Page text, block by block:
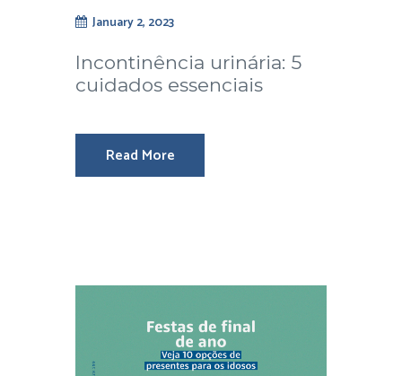
January 2, 2023
Incontinência urinária: 5
cuidados essenciais
Read More